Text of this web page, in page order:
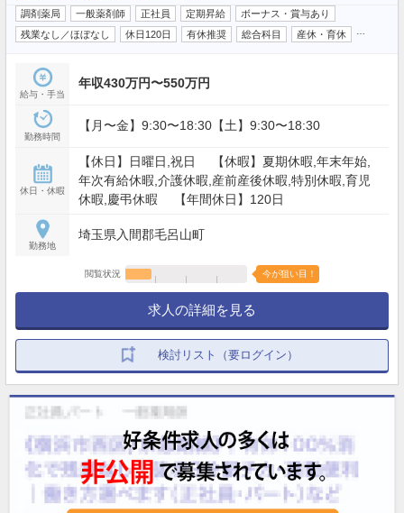
調剤薬局 一般薬剤師 正社員 定期昇給
ボーナス・賞与あり
残業なし／ほぼなし
休日120日 有休推奨 総合科目 産休・育休
給与・手当
年収430万円〜550万円
勤務時間
【月〜金】9:30〜18:30【土】9:30〜18:30
休日・休暇
【休日】日曜日,祝日 【休暇】夏期休暇,年末年始,
年次有給休暇,介護休暇,産前産後休暇,特別休暇,育児
休暇,慶弔休暇 【年間休日】120日
勤務地
埼玉県入間郡毛呂山町
閲覧状況 今が狙い目！
求人の詳細を見る
検討リスト（要ログイン）